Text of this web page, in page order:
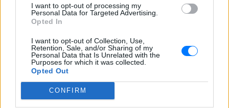
I want to opt-out of processing my
Personal Data for Targeted Advertising.
Opted In
I want to opt-out of Collection, Use,
Retention, Sale, and/or Sharing of my
Personal Data that Is Unrelated with the
Purposes for which it was collected.
Opted Out
CONFIRM